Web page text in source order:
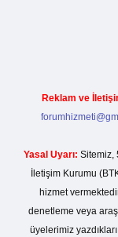
Reklam ve
Yasal Uyarı: Sitemiz,
İletişim Kurumu
hizmet
denetleme veya
üyelerimiz